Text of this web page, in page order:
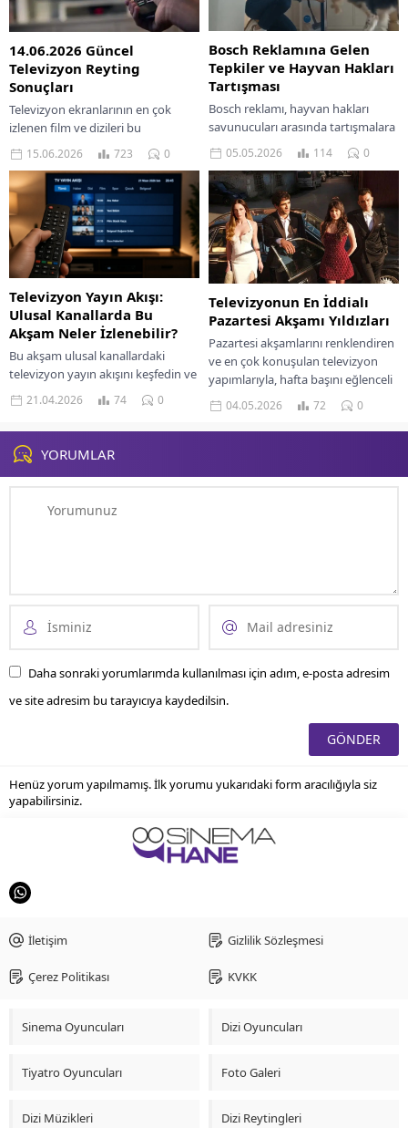
14.06.2026 Güncel
Televizyon Reyting
Sonuçları
Televizyon ekranlarının en çok
izlenen film ve dizileri bu
haberimizde bulabilirsiniz.
14.06.2026 Tarihinde TRT 1 Milli
maçımız Avustralya – Türkiye...
15.06.2026 723 0
Bosch Reklamına Gelen
Tepkiler ve Hayvan Hakları
Tartışması
Bosch reklamı, hayvan hakları
savunucuları arasında tartışmalara
yol açtı. Tepkiler ve eleştirilerin
odak noktasını keşfedin.
05.05.2026 114 0
Televizyon Yayın Akışı:
Ulusal Kanallarda Bu
Akşam Neler İzlenebilir?
Bu akşam ulusal kanallardaki
televizyon yayın akışını keşfedin ve
izlemek istediğiniz programları
kaçırmayın. Keyifli seyirler!
21.04.2026 74 0
Televizyonun En İddialı
Pazartesi Akşamı Yıldızları
Pazartesi akşamlarını renklendiren
ve en çok konuşulan televizyon
yapımlarıyla, hafta başını eğlenceli
hale getiren yıldızlarla tanışın!
04.05.2026 72 0
YORUMLAR
Daha sonraki yorumlarımda kullanılması için adım, e-posta adresim
ve site adresim bu tarayıcıya kaydedilsin.
Henüz yorum yapılmamış. İlk yorumu yukarıdaki form aracılığıyla siz
yapabilirsiniz.
İletişim Gizlilik Sözleşmesi
Çerez Politikası KVKK
Sinema Oyuncuları Dizi Oyuncuları
Tiyatro Oyuncuları Foto Galeri
Dizi Müzikleri Dizi Reytingleri